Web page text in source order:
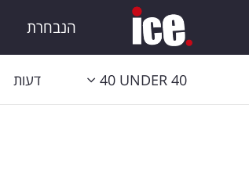
הנבחרת
40 UNDER 40 דעות